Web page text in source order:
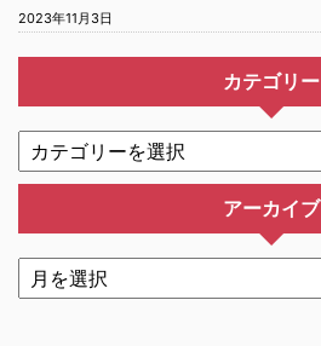
2023年11月3日
カテゴリー
アーカイブ